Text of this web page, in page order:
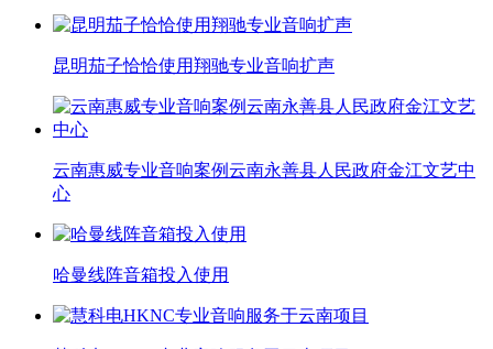
昆明茄子恰恰使用翔驰专业音响扩声
云南惠威专业音响案例云南永善县人民政府金江文艺中
心
哈曼线阵音箱投入使用